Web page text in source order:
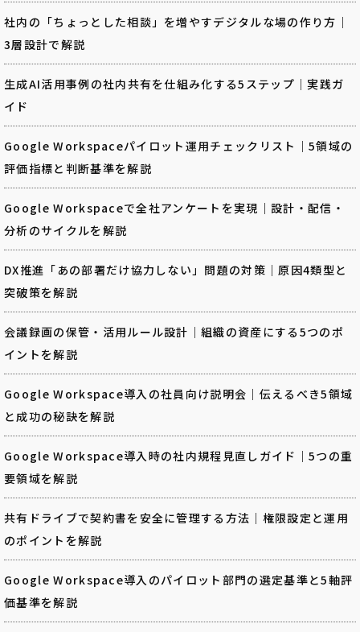
社内の「ちょっとした相談」を増やすデジタルな場の作り方｜
3層設計で解説
生成AI活用事例の社内共有を仕組み化する5ステップ｜実践ガ
イド
Google Workspaceパイロット運用チェックリスト｜5領域の
評価指標と判断基準を解説
Google Workspaceで全社アンケートを実現｜設計・配信・
分析のサイクルを解説
DX推進「あの部署だけ協力しない」問題の対策｜原因4類型と
突破策を解説
会議録画の保管・活用ルール設計｜組織の資産にする5つのポ
イントを解説
Google Workspace導入の社員向け説明会｜伝えるべき5領域
と成功の秘訣を解説
Google Workspace導入時の社内規程見直しガイド｜5つの重
要領域を解説
共有ドライブで契約書を安全に管理する方法｜権限設定と運用
のポイントを解説
Google Workspace導入のパイロット部門の選定基準と5軸評
価基準を解説